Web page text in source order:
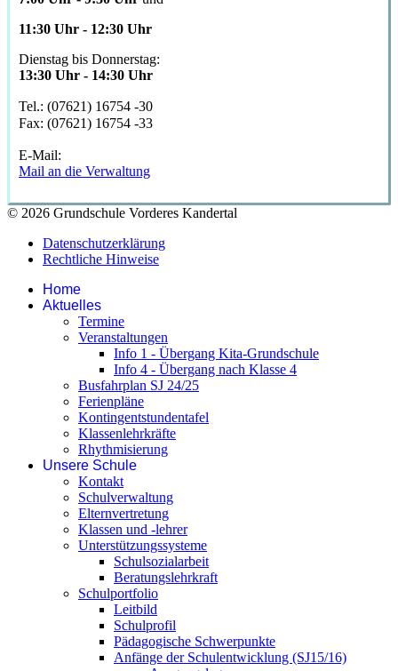
11:30 Uhr - 12:30 Uhr
Dienstag bis Donnerstag:
13:30 Uhr - 14:30 Uhr
Tel.: (07621) 16754 -30
Fax: (07621) 16754 -33
E-Mail:
Mail an die Verwaltung
© 2026 Grundschule Vorderes Kandertal
Datenschutzerklärung
Rechtliche Hinweise
Home
Aktuelles
Termine
Veranstaltungen
Info 1 - Übergang Kita-Grundschule
Info 4 - Übergang nach Klasse 4
Busfahrplan SJ 24/25
Ferienpläne
Kontingentstundentafel
Klassenlehrkräfte
Rhythmisierung
Unsere Schule
Kontakt
Schulverwaltung
Elternvertretung
Klassen und -lehrer
Unterstützungssysteme
Schulsozialarbeit
Beratungslehrkraft
Schulportfolio
Leitbild
Schulprofil
Pädagogische Schwerpunkte
Anfänge der Schulentwicklung (SJ15/16)